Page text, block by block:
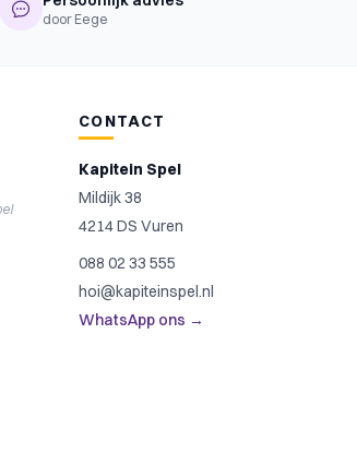
door Eege
CONTACT
Kapitein Spel
Mildijk 38
4214 DS Vuren
088 02 33 555
hoi@kapiteinspel.nl
WhatsApp ons →